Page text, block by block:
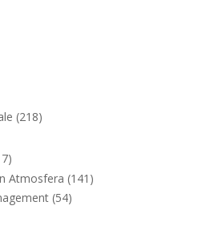
(218)
Atmosfera (141)
(54)